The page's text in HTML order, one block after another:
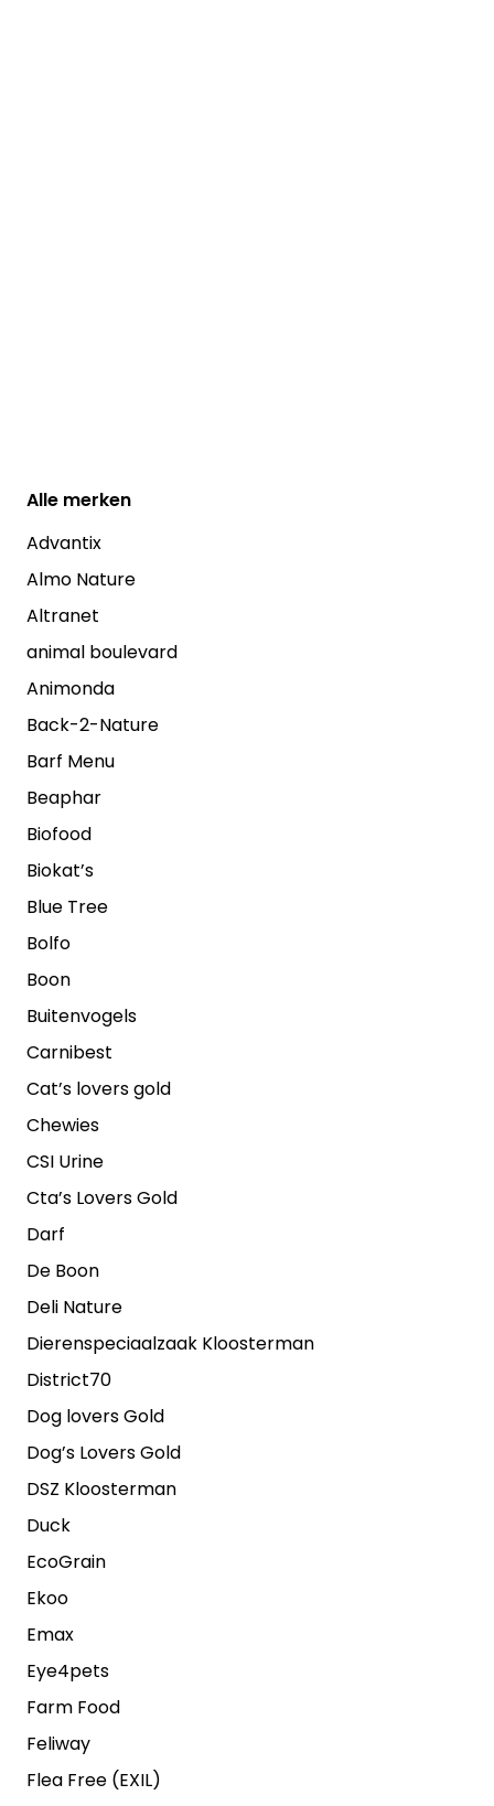
Alle merken
Advantix
Almo Nature
Altranet
animal boulevard
Animonda
Back-2-Nature
Barf Menu
Beaphar
Biofood
Biokat’s
Blue Tree
Bolfo
Boon
Buitenvogels
Carnibest
Cat’s lovers gold
Chewies
CSI Urine
Cta’s Lovers Gold
Darf
De Boon
Deli Nature
Dierenspeciaalzaak Kloosterman
District70
Dog lovers Gold
Dog’s Lovers Gold
DSZ Kloosterman
Duck
EcoGrain
Ekoo
Emax
Eye4pets
Farm Food
Feliway
Flea Free (EXIL)